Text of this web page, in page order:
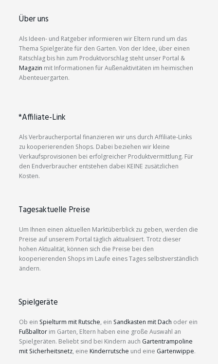
Über uns
Als Ideen- und Ratgeber informieren wir Eltern rund um das
Thema Spielgeräte für den Garten. Von der Idee, über einen
Ratschlag bis hin zum Produktvorschlag steht unser Portal &
Magazin mit Informationen für Außenaktivitäten im heimischen
Abenteuergarten.
*Affiliate-Link
Als Verbraucherportal finanzieren wir uns durch Affiliate-Links
zu kooperierenden Shops. Dabei beziehen wir kleine
Verkaufsprovisionen bei erfolgreicher Produktvermittlung. Für
den Endverbraucher entstehen dabei KEINE zusätzlichen
Kosten.
Tagesaktuelle Preise
Um Ihnen einen aktuellen Marktüberblick zu geben, werden die
Preise auf unserem Portal täglich aktualisiert. Trotz dieser
hohen Aktualität, können sich die Preise bei den
kooperierenden Shops im Laufe eines Tages selbstverständlich
ändern.
Spielgeräte
Ob ein Spielturm mit Rutsche, ein Sandkasten mit Dach oder ein
Fußballtor im Garten, Eltern haben eine große Auswahl an
Spielgeräten. Beliebt sind bei Kindern auch Gartentrampoline
mit Sicherheitsnetz, eine Kinderrutsche und eine Gartenwippe.